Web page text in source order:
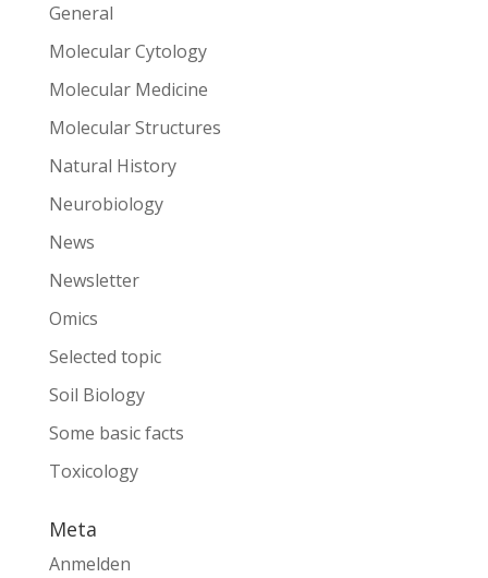
General
Molecular Cytology
Molecular Medicine
Molecular Structures
Natural History
Neurobiology
News
Newsletter
Omics
Selected topic
Soil Biology
Some basic facts
Toxicology
Meta
Anmelden